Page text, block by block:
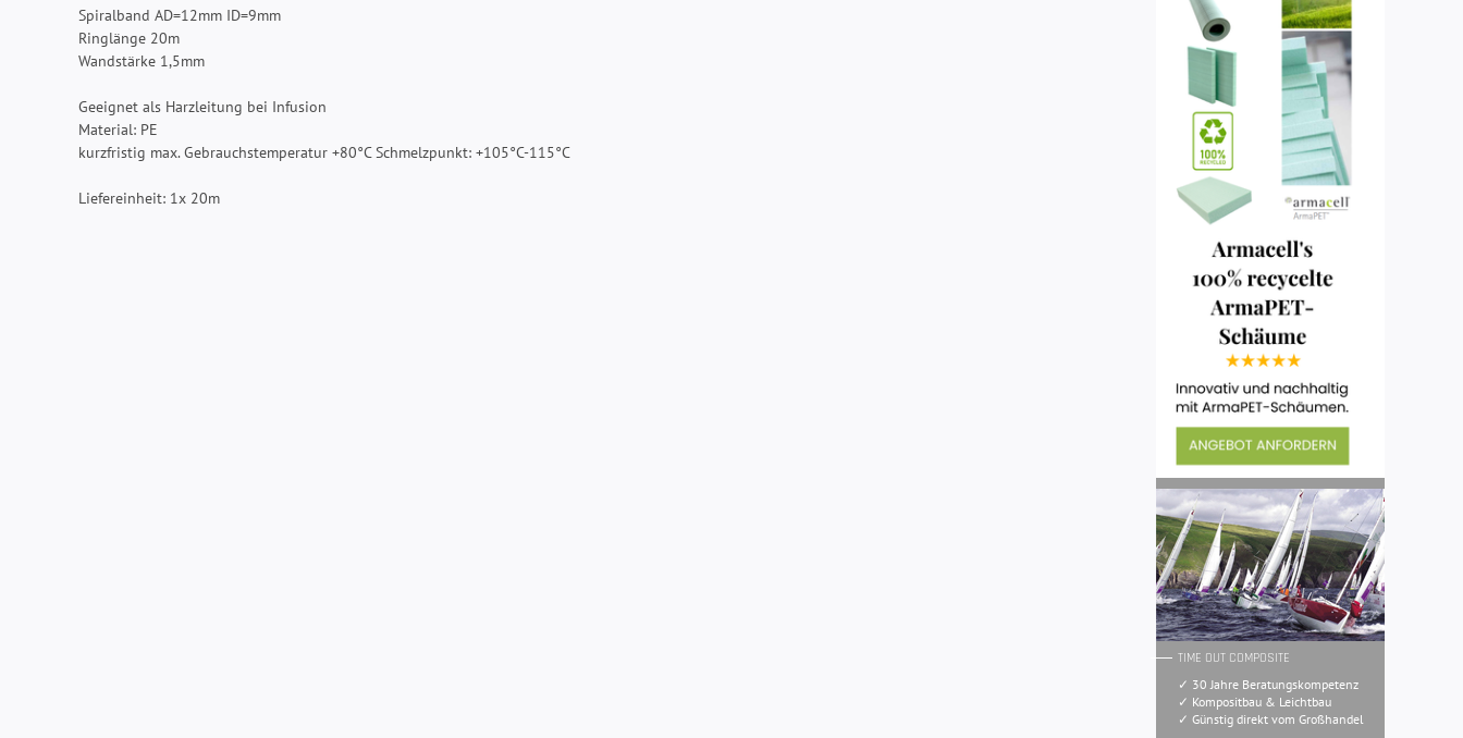
Spiralband AD=12mm ID=9mm
Ringlänge 20m
Wandstärke 1,5mm
Geeignet als Harzleitung bei Infusion
Material: PE
kurzfristig max. Gebrauchstemperatur +80°C Schmelzpunkt: +105°C-115°C
Liefereinheit: 1x 20m
TIME OUT COMPOSITE
✓ 30 Jahre Beratungskompetenz
✓ Kompositbau & Leichtbau
✓ Günstig direkt vom Großhandel